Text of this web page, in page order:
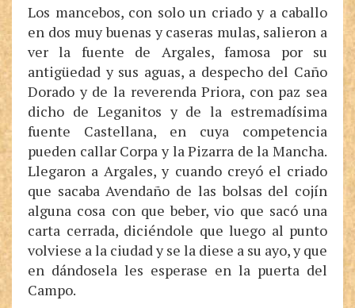
Los mancebos, con solo un criado y a caballo
en dos muy buenas y caseras mulas, salieron a
ver la fuente de Argales, famosa por su
antigüedad y sus aguas, a despecho del Caño
Dorado y de la reverenda Priora, con paz sea
dicho de Leganitos y de la estremadísima
fuente Castellana, en cuya competencia
pueden callar Corpa y la Pizarra de la Mancha.
Llegaron a Argales, y cuando creyó el criado
que sacaba Avendaño de las bolsas del cojín
alguna cosa con que beber, vio que sacó una
carta cerrada, diciéndole que luego al punto
volviese a la ciudad y se la diese a su ayo, y que
en dándosela les esperase en la puerta del
Campo.